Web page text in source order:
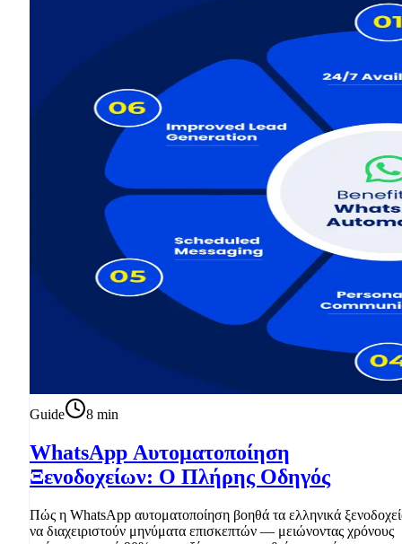
Guide 8 min
WhatsApp Αυτοματοποίηση
Ξενοδοχείων: Ο Πλήρης Οδηγός
Πώς η WhatsApp αυτοματοποίηση βοηθά τα ελληνικά
να διαχειριστούν μηνύματα επισκεπτών — μειώνοντας χρόνους